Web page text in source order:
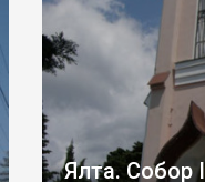
Ялта. Собор